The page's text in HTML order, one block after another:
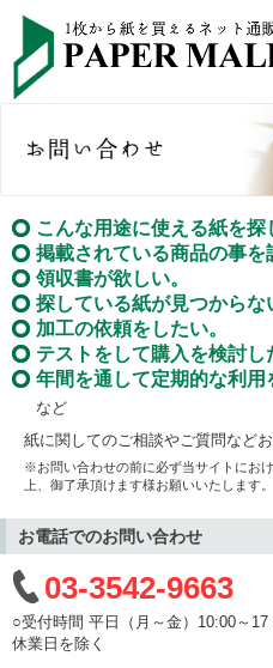
こんな用途に使える紙を探
掲載されている商品の事を
領収書が欲しい。
探している紙が見つからな
加工の依頼をしたい。
テストをして購入を検討し
年間を通して定期的な利用
など
紙に関してのご相談やご質問など
※お問い合わせの前に必ず当サイトにお
上、御了承頂けます様お願いいたします。
お電話でのお問い合わせ
03-3542-9663
○受付時間 平日（月～金）10:00～
休業日を除く